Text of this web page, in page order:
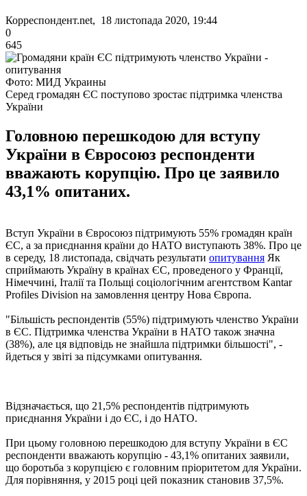
Корреспондент.net, 18 листопада 2020, 19:44
0
645
Фото: МИД Украины
Серед громадян ЄС поступово зростає підтримка членства
України
Головною перешкодою для вступу
України в Євросоюз респонденти
вважають корупцію. Про це заявило
43,1% опитаних.
Вступ України в Євросоюз підтримують 55% громадян країн
ЄС, а за приєднання країни до НАТО виступають 38%. Про це
в середу, 18 листопада, свідчать результати опитування Як
сприймають Україну в країнах ЄС, проведеного у Франції,
Німеччині, Італії та Польщі соціологічним агентством Kantar
Profiles Division на замовлення центру Нова Європа.
"Більшість респондентів (55%) підтримують членство України
в ЄС. Підтримка членства України в НАТО також значна
(38%), але ця відповідь не знайшла підтримки більшості", -
йдеться у звіті за підсумками опитування.
Відзначається, що 21,5% респондентів підтримують
приєднання України і до ЄС, і до НАТО.
При цьому головною перешкодою для вступу України в ЄС
респонденти вважають корупцію - 43,1% опитаних заявили,
що боротьба з корупцією є головним пріоритетом для України.
Для порівняння, у 2015 році цей показник становив 37,5%.